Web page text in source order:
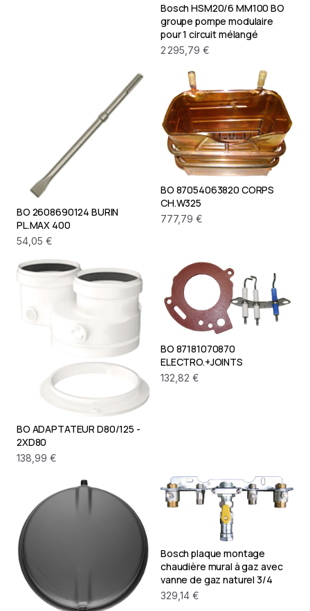
Bosch HSM20/6 MM100 BO
groupe pompe modulaire
pour 1 circuit mélangé
2 295,79 €
BO 2608690124 BURIN
PL.MAX 400
54,05 €
BO 87054063820 CORPS
CH.W325
777,79 €
BO ADAPTATEUR D80/125 -
2XD80
138,99 €
BO 87181070870
ELECTRO.+JOINTS
132,82 €
Bosch plaque montage
chaudière mural à gaz avec
vanne de gaz naturel 3/4
329,14 €